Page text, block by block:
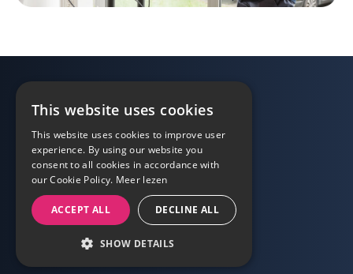
Page d’accueil
Planifiez votre démo
Copyright Involv All Rights Reserved © 2025
General conditions
Privacy statement
This website uses cookies
This website uses cookies to improve user
experience. By using our website you
consent to all cookies in accordance with
our Cookie Policy. Meer lezen
ACCEPT ALL DECLINE ALL
SHOW DETAILS